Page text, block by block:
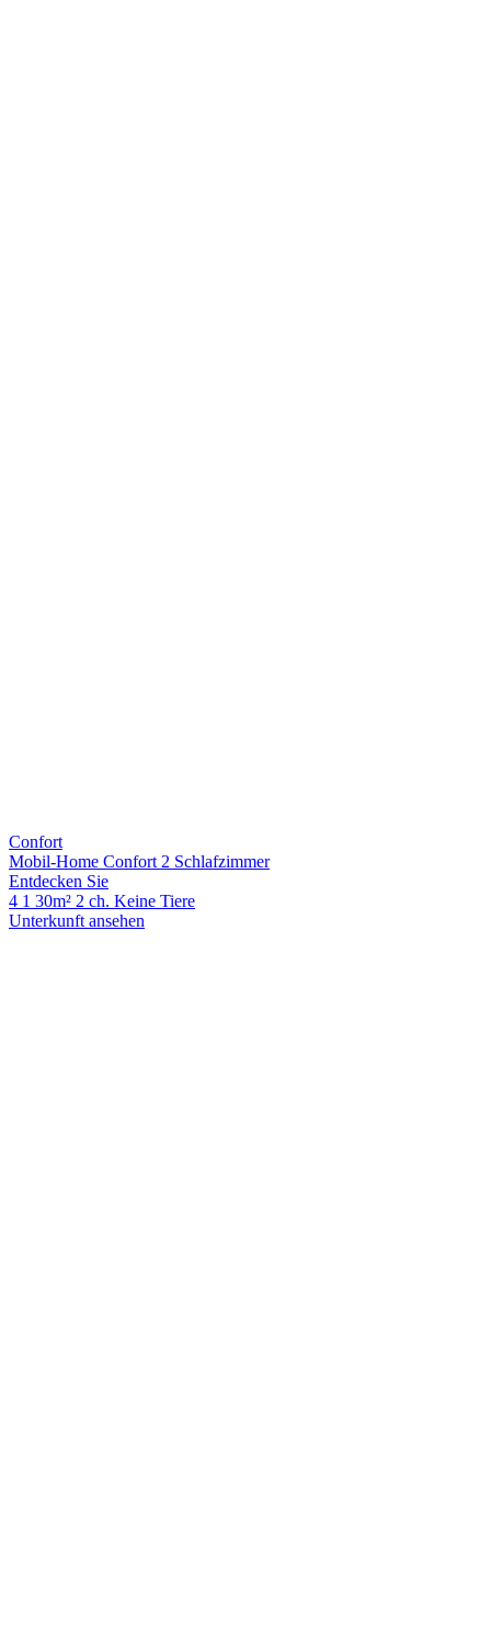
Confort
Mobil-Home Confort 2 Schlafzimmer
Entdecken Sie
4 1 30m² 2 ch. Keine Tiere
Unterkunft ansehen